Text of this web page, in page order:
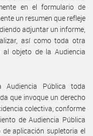
en el formulario de
un resumen que refleje
adjuntar un informe,
así como toda otra
objeto de la Audiencia
Audiencia Pública toda
que invoque un derecho
colectiva, conforme
de Audiencia Pública
aplicación supletoria el